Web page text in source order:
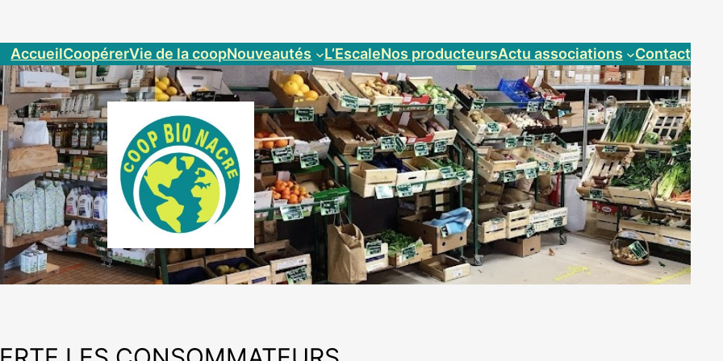
AccueilCoopérerVie de la coopNouveautés L’EscaleNos producteursActu associations Contact